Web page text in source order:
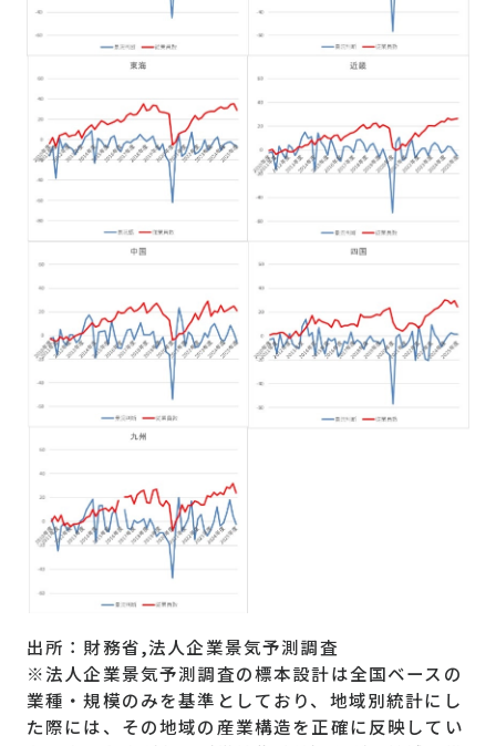
出所：財務省,法人企業景気予測調査
※法人企業景気予測調査の標本設計は全国ベースの
業種・規模のみを基準としており、地域別統計にし
た際には、その地域の産業構造を正確に反映してい